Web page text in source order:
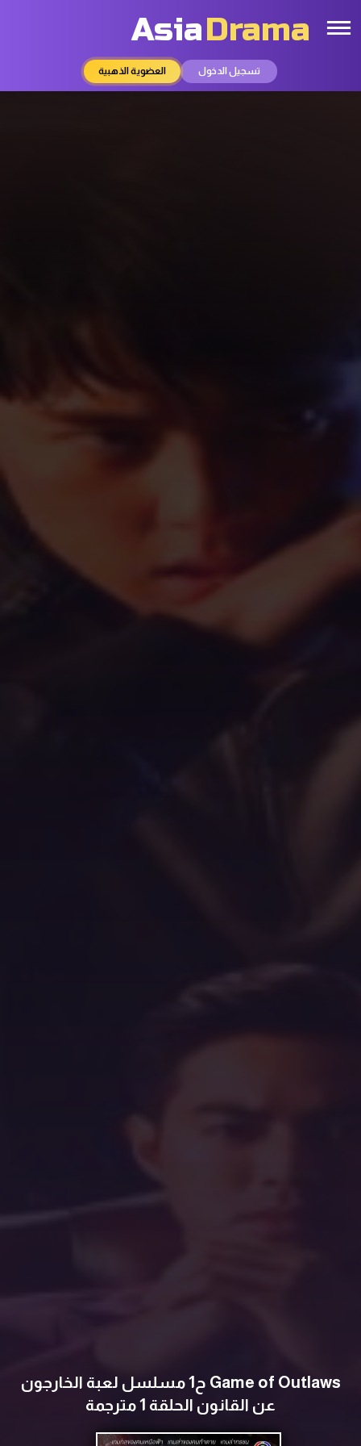
AsiaDrama
تسجيل الدخول العضوية الذهبية
Game of Outlaws ح1 مسلسل لعبة الخارجون
عن القانون الحلقة 1 مترجمة